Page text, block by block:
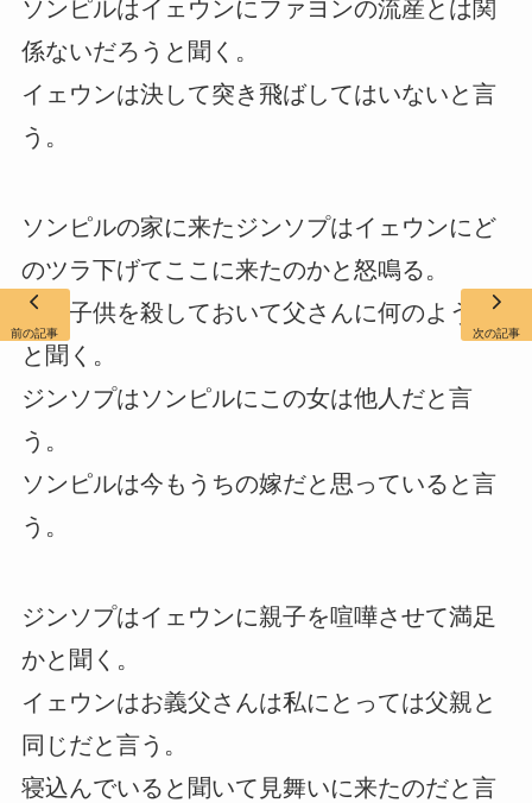
ソンピルはイェウンにファヨンの流産とは関
係ないだろうと聞く。
イェウンは決して突き飛ばしてはいないと言
う。
ソンピルの家に来たジンソプはイェウンにど
のツラ下げてここに来たのかと怒鳴る。
俺の子供を殺しておいて父さんに何のようか
と聞く。
ジンソプはソンピルにこの女は他人だと言
う。
ソンピルは今もうちの嫁だと思っていると言
う。
ジンソプはイェウンに親子を喧嘩させて満足
かと聞く。
イェウンはお義父さんは私にとっては父親と
同じだと言う。
寝込んでいると聞いて見舞いに来たのだと言
前の記事 次の記事